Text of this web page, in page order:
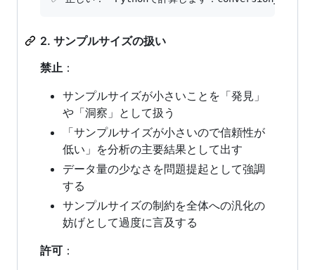
2. サンプルサイズの扱い
禁止 ：
サンプルサイズが小さいことを「発見」
や「洞察」として扱う
「サンプルサイズが小さいので信頼性が
低い」を分析の主要結果として出す
データ量の少なさを問題提起として強調
する
サンプルサイズの制約を全体への汎化の
妨げとして過度に言及する
許可 ：